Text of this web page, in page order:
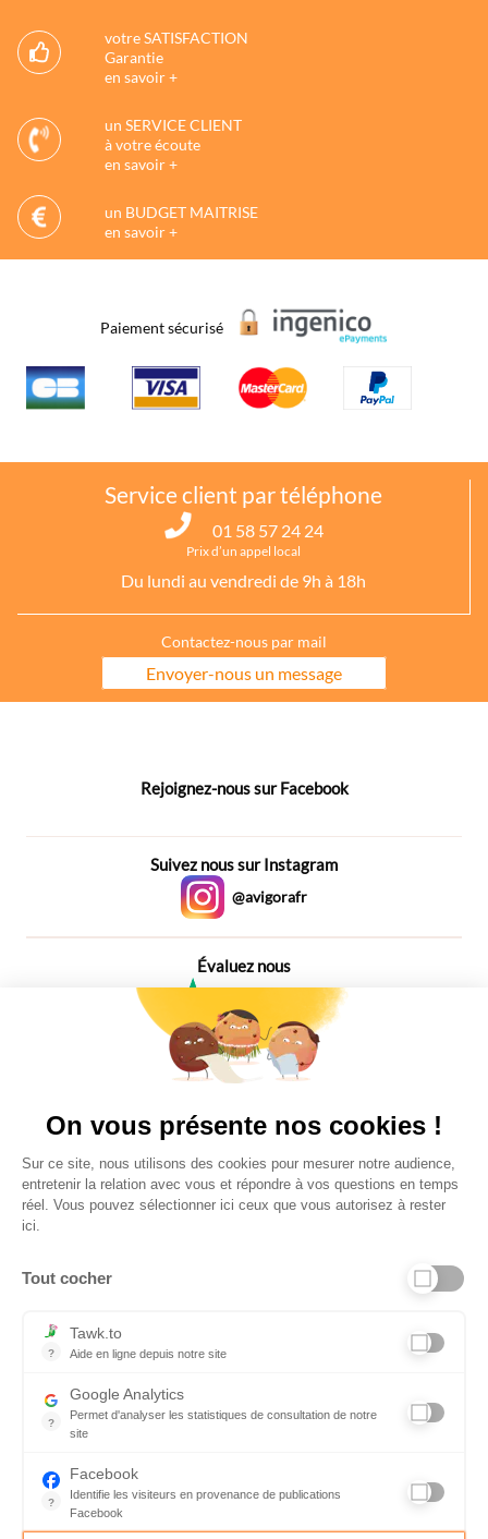
votre SATISFACTION
Garantie
en savoir +
un SERVICE CLIENT
à votre écoute
en savoir +
un BUDGET MAITRISE
en savoir +
Paiement sécurisé
Service client par téléphone
01 58 57 24 24
Prix d’un appel local
Du lundi au vendredi de 9h à 18h
Contactez-nous par mail
Envoyer-nous un message
Rejoignez-nous sur Facebook
Suivez nous sur Instagram
@avigorafr
Évaluez nous
Plus de 650 Avis
FAQ - réponses à vos questions
Conditions Générales de Service
On vous présente nos cookies !
Sur ce site, nous utilisons des cookies pour mesurer notre audience,
entretenir la relation avec vous et répondre à vos questions en temps
réel. Vous pouvez sélectionner ici ceux que vous autorisez à rester
ici.
Tout cocher
?
Tawk.to
Aide en ligne depuis notre site
?
Google Analytics
Permet d'analyser les statistiques de consultation de notre
site
?
Facebook
Identifie les visiteurs en provenance de publications
Facebook
Parce que vous ne venez pas tous les jours sur notre site, ce